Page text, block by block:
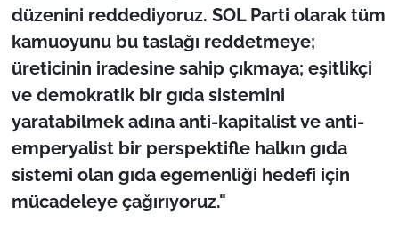
düzenini reddediyoruz. SOL Parti olarak tüm
kamuoyunu bu taslağı reddetmeye;
üreticinin iradesine sahip çıkmaya; eşitlikçi
ve demokratik bir gıda sistemini
yaratabilmek adına anti-kapitalist ve anti-
emperyalist bir perspektifle halkın gıda
sistemi olan gıda egemenliği hedefi için
mücadeleye çağırıyoruz."